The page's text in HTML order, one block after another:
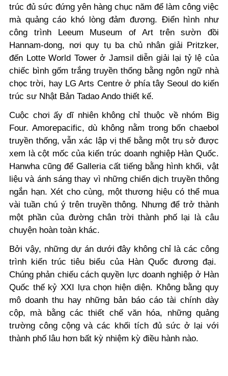
trúc đủ sức đứng yên hàng chục năm để làm công việc
mà quảng cáo khó lòng đảm đương. Điển hình như
công trình Leeum Museum of Art trên sườn đồi
Hannam-dong, nơi quy tụ ba chủ nhân giải Pritzker,
đến Lotte World Tower ở Jamsil diễn giải lại tỷ lệ của
chiếc bình gốm trắng truyền thống bằng ngôn ngữ nhà
chọc trời, hay LG Arts Centre ở phía tây Seoul do kiến
trúc sư Nhật Bản Tadao Ando thiết kế.
Cuộc chơi ấy dĩ nhiên không chỉ thuộc về nhóm Big
Four. Amorepacific, dù không nằm trong bốn chaebol
truyền thống, vẫn xác lập vị thế bằng một trụ sở được
xem là cột mốc của kiến trúc doanh nghiệp Hàn Quốc.
Hanwha cũng để Galleria cất tiếng bằng hình khối, vật
liệu và ánh sáng thay vì những chiến dịch truyền thông
ngắn hạn. Xét cho cùng, một thương hiệu có thể mua
vài tuần chú ý trên truyền thông. Nhưng để trở thành
một phần của đường chân trời thành phố lại là câu
chuyện hoàn toàn khác.
Bởi vậy, những dự án dưới đây không chỉ là các công
trình kiến trúc tiêu biểu của Hàn Quốc đương đại.
Chúng phản chiếu cách quyền lực doanh nghiệp ở Hàn
Quốc thế kỷ XXI lựa chọn hiện diện. Không bằng quy
mô doanh thu hay những bản báo cáo tài chính dày
cộp, mà bằng các thiết chế văn hóa, những quảng
trường công cộng và các khối tích đủ sức ở lại với
thành phố lâu hơn bất kỳ nhiệm kỳ điều hành nào.